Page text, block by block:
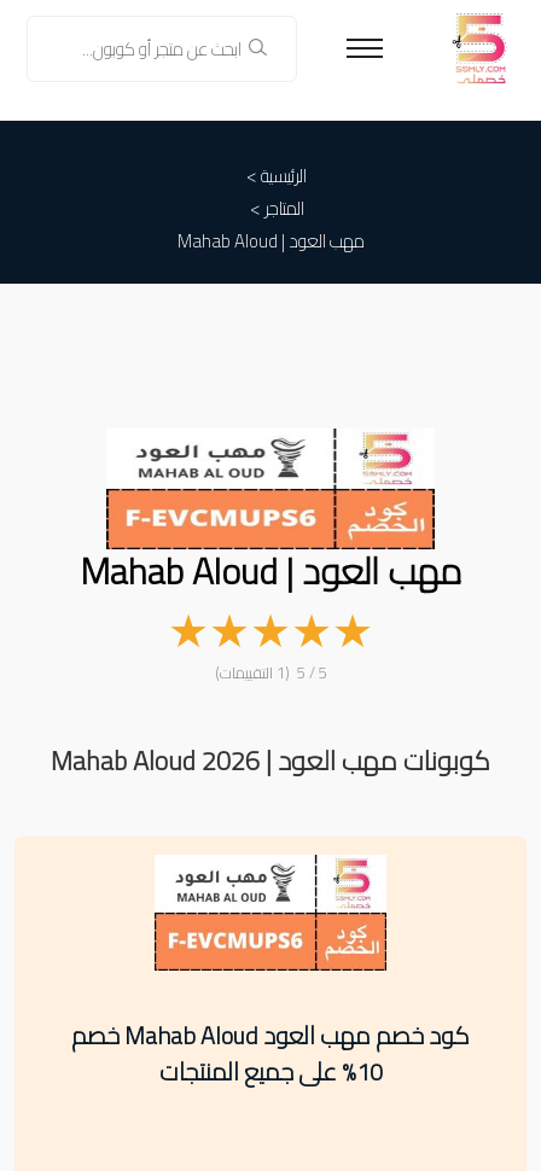
الرئيسية >
المتاجر >
مهب العود | Mahab Aloud
مهب العود | Mahab Aloud
★
★
★
★
★ 5 / 5 (1 التقييمات)
كوبونات مهب العود | Mahab Aloud 2026
كود خصم مهب العود Mahab Aloud خصم
10% على جميع المنتجات